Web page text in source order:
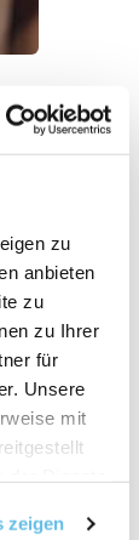
zu
anbieten
zu
zu Ihrer
für
Unsere
mit
zeigen
Sinn
einem
aus
den
und
warum